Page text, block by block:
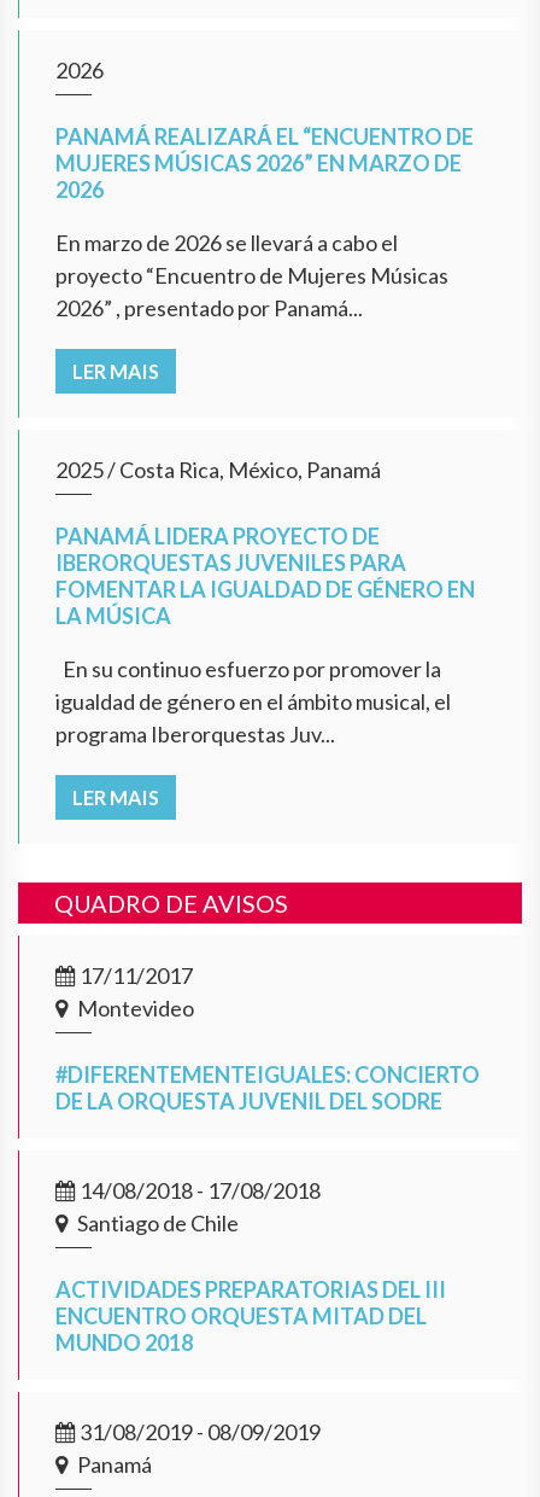
2026
PANAMÁ REALIZARÁ EL “ENCUENTRO DE
MUJERES MÚSICAS 2026” EN MARZO DE
2026
En marzo de 2026 se llevará a cabo el
proyecto “Encuentro de Mujeres Músicas
2026” , presentado por Panamá...
LER MAIS
2025/Costa Rica, México, Panamá
PANAMÁ LIDERA PROYECTO DE
IBERORQUESTAS JUVENILES PARA
FOMENTAR LA IGUALDAD DE GÉNERO EN
LA MÚSICA
En su continuo esfuerzo por promover la
igualdad de género en el ámbito musical, el
programa Iberorquestas Juv...
LER MAIS
QUADRO DE AVISOS
17/11/2017
Montevideo
#DIFERENTEMENTEIGUALES: CONCIERTO
DE LA ORQUESTA JUVENIL DEL SODRE
14/08/2018 - 17/08/2018
Santiago de Chile
ACTIVIDADES PREPARATORIAS DEL III
ENCUENTRO ORQUESTA MITAD DEL
MUNDO 2018
31/08/2019 - 08/09/2019
Panamá